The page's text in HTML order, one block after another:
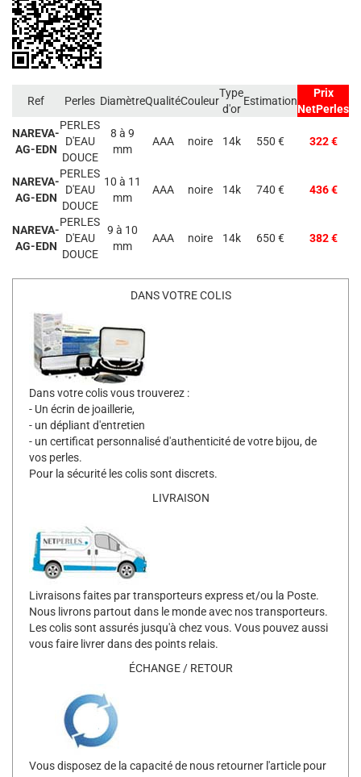
Ref Perles DiamètreQualitéCouleur
Type
d'or
Estimation
Prix
NetPerles
NAREVA-
AG-EDN
PERLES
D'EAU
DOUCE
8 à 9
mm
AAA noire 14k 550 € 322 €
NAREVA-
AG-EDN
PERLES
D'EAU
DOUCE
10 à 11
mm
AAA noire 14k 740 € 436 €
NAREVA-
AG-EDN
PERLES
D'EAU
DOUCE
9 à 10
mm
AAA noire 14k 650 € 382 €
DANS VOTRE COLIS
Dans votre colis vous trouverez :
- Un écrin de joaillerie,
- un dépliant d'entretien
- un certificat personnalisé d'authenticité de votre bijou, de
vos perles.
Pour la sécurité les colis sont discrets.
LIVRAISON
Livraisons faites par transporteurs express et/ou la Poste.
Nous livrons partout dans le monde avec nos transporteurs.
Les colis sont assurés jusqu'à chez vous. Vous pouvez aussi
vous faire livrer dans des points relais.
ÉCHANGE / RETOUR
Vous disposez de la capacité de nous retourner l'article pour